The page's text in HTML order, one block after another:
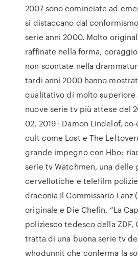
2007 sono cominciate ad
si distaccano dal
serie anni 2000. Molto
raffinate nella forma,
non scontate nella
tardi anni 2000 hanno
qualitativo di molto superiore
nuove serie tv più attese del
02, 2019 · Damon Lindelof,
cult come Lost e The
grande impegno con Hbo:
serie tv Watchmen, una delle
cervellotiche e telefilm
draconia Il Commissario
originale e Die Chefin, “La
poliziesco tedesco della ZDF,
tratta di una buona serie tv
whodunnit che conferma la